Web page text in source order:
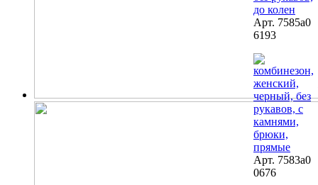
Арт. 7585a0
6193
Арт. 7583a0
0676